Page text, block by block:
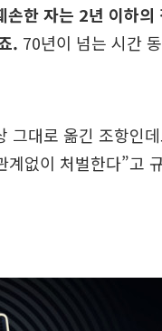
한 자는 2년 이하의
. 70년이 넘는 시간
그대로 옮긴 조항인
없이 처벌한다”고